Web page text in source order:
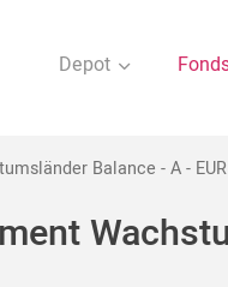
Depot
Balance - A - EUR